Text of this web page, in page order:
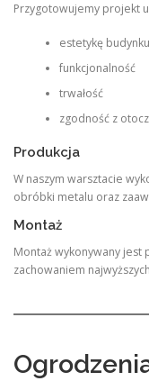
Przygotowujemy projekt
estetykę budynku
funkcjonalność
trwałość
zgodność z
Produkcja
W naszym warsztacie
obróbki metalu oraz
Montaż
Montaż wykonywany jest
zachowaniem